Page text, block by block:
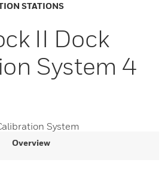
STATIONS
II Dock
System 4
System
Overview